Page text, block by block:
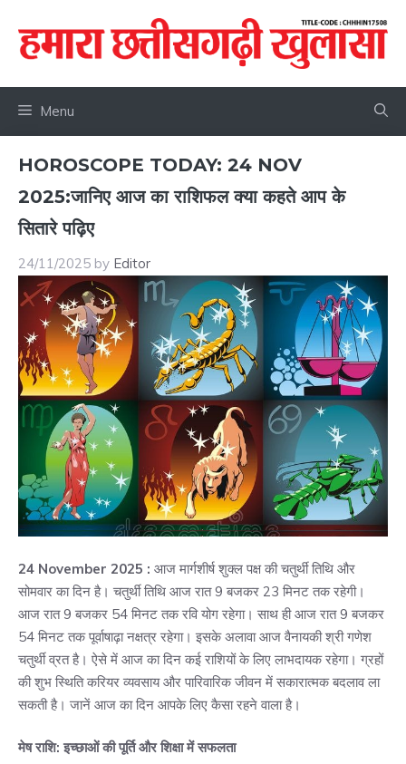
content
Menu
HOROSCOPE TODAY: 24 NOV
2025:जानिए आज का राशिफल क्या कहते आप के
सितारे पढ़िए
24/11/2025 by Editor
24 November 2025 : आज मार्गशीर्ष शुक्ल पक्ष की चतुर्थी तिथि और
सोमवार का दिन है। चतुर्थी तिथि आज रात 9 बजकर 23 मिनट तक रहेगी।
आज रात 9 बजकर 54 मिनट तक रवि योग रहेगा। साथ ही आज रात 9 बजकर
54 मिनट तक पूर्वाषाढ़ा नक्षत्र रहेगा। इसके अलावा आज वैनायकी श्री गणेश
चतुर्थी व्रत है। ऐसे में आज का दिन कई राशियों के लिए लाभदायक रहेगा। ग्रहों
की शुभ स्थिति करियर व्यवसाय और पारिवारिक जीवन में सकारात्मक बदलाव ला
सकती है। जानें आज का दिन आपके लिए कैसा रहने वाला है।
मेष राशि: इच्छाओं की पूर्ति और शिक्षा में सफलता